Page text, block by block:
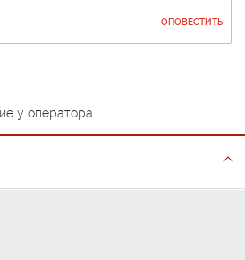
ОПОВЕСТИТЬ
у оператора